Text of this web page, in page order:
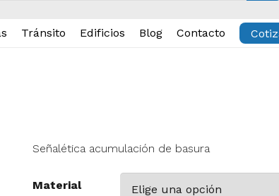
Tránsito Edificios Blog Contacto
Señalética acumulación de basura
Material